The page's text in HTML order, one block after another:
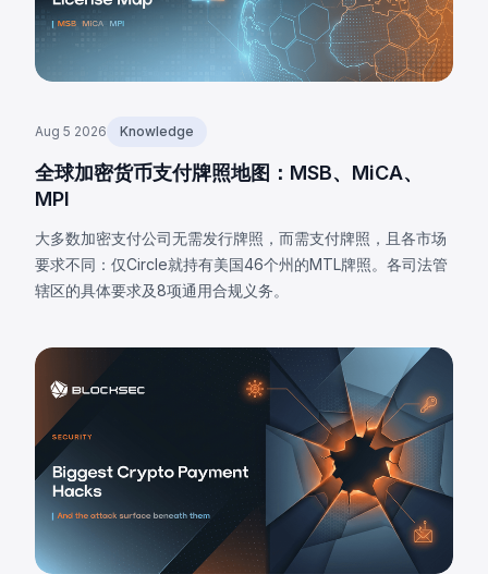
Aug 5 2026 Knowledge
全球加密货币支付牌照地图：MSB、MiCA、
MPI
大多数加密支付公司无需发行牌照，而需支付牌照，且各市场
要求不同：仅Circle就持有美国46个州的MTL牌照。各司法管
辖区的具体要求及8项通用合规义务。